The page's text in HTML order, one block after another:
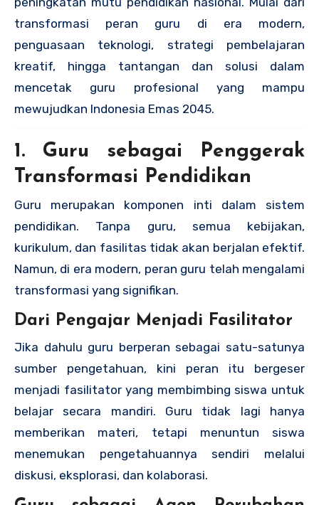
transformasi peran guru di era modern,
penguasaan teknologi, strategi pembelajaran
kreatif, hingga tantangan dan solusi dalam
mencetak guru profesional yang mampu
mewujudkan Indonesia Emas 2045.
1. Guru sebagai Penggerak
Transformasi Pendidikan
Guru merupakan komponen inti dalam sistem
pendidikan. Tanpa guru, semua kebijakan,
kurikulum, dan fasilitas tidak akan berjalan efektif.
Namun, di era modern, peran guru telah mengalami
transformasi yang signifikan.
Dari Pengajar Menjadi Fasilitator
Jika dahulu guru berperan sebagai satu-satunya
sumber pengetahuan, kini peran itu bergeser
menjadi fasilitator yang membimbing siswa untuk
belajar secara mandiri. Guru tidak lagi hanya
memberikan materi, tetapi menuntun siswa
menemukan pengetahuannya sendiri melalui
diskusi, eksplorasi, dan kolaborasi.